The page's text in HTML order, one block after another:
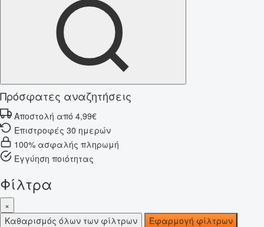
Πρόσφατες αναζητήσεις
Αποστολή από 4,99€
Επιστροφές 30 ημερών
100% ασφαλής πληρωμή
Εγγύηση ποιότητας
Φίλτρα
×
Καθαρισμός όλων των φίλτρων
Εφαρμογή φίλτρων